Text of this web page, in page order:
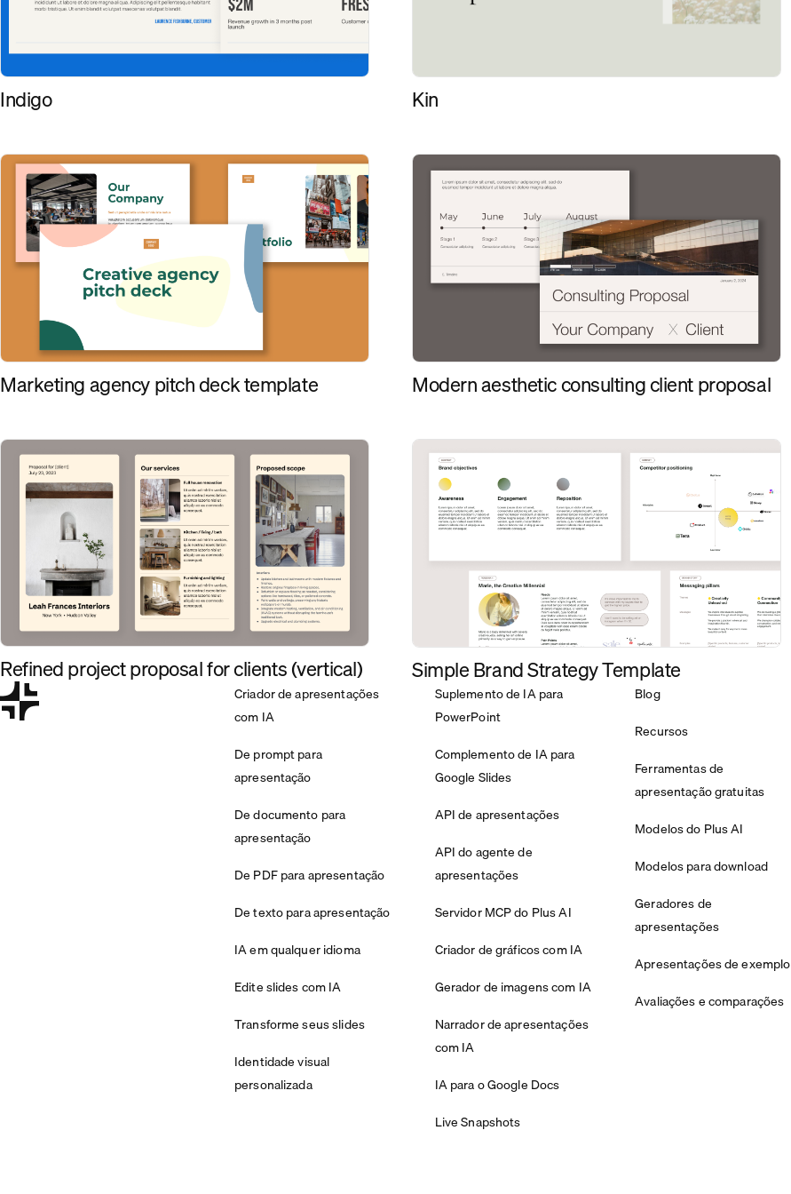
Indigo Kin
Marketing agency pitch deck template Modern aesthetic consulting client proposal
Refined project proposal for clients (vertical) Simple Brand Strategy Template
Criador de apresentações
com IA
De prompt para
apresentação
De documento para
apresentação
De PDF para apresentação
De texto para apresentação
IA em qualquer idioma
Edite slides com IA
Transforme seus slides
Identidade visual
personalizada
Suplemento de IA para
PowerPoint
Complemento de IA para
Google Slides
API de apresentações
API do agente de
apresentações
Servidor MCP do Plus AI
Criador de gráficos com IA
Gerador de imagens com IA
Narrador de apresentações
com IA
IA para o Google Docs
Live Snapshots
Blog
Recursos
Ferramentas de
apresentação gratuitas
Modelos do Plus AI
Modelos para download
Geradores de
apresentações
Apresentações de exemplo
Avaliações e comparações